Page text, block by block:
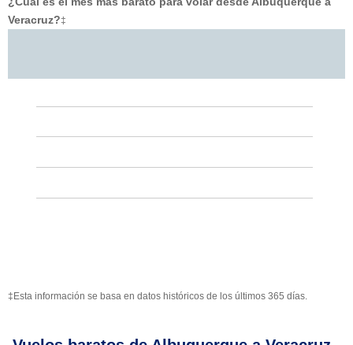
Veracruz?‡
‡Esta información se basa en datos históricos de los últimos 365 días.